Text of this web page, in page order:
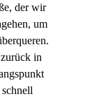
der wir
um
in